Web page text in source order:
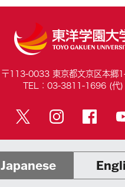
〒113-0033 東京都文京区本郷
TEL：03-3811-1696 (代)
Japanese